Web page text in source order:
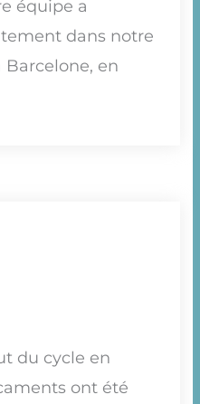
équipe a
dans notre
en
du cycle en
ont été